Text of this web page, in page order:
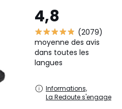
4,8
(2079)
moyenne des avis
dans toutes les
langues
Informations,
La Redoute s'engage